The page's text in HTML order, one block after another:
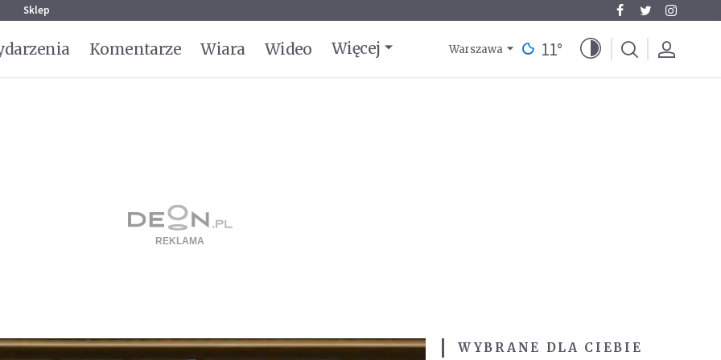
Sklep
Komentarze Wiara Wideo Więcej Warszawa 11°
WYBRANE DLA CIEBIE